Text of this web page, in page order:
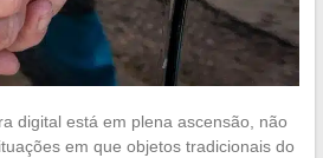
digital está em plena ascensão, não
em que objetos tradicionais do